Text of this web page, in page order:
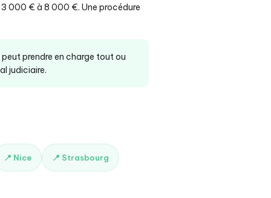
000 € à 8 000 €. Une procédure
prendre en charge tout ou
judiciaire.
📍 Nice 📍 Strasbourg